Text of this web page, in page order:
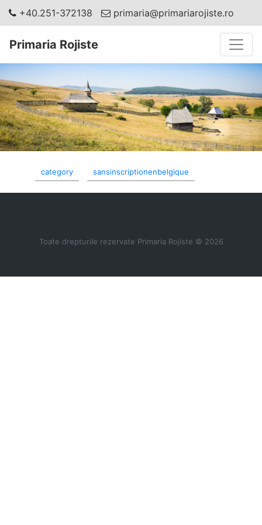
+40.251-372138 primaria@primariarojiste.ro
Primaria Rojiste
category sansinscriptionenbelgique
Toate drepturile rezervate Primaria Rojiste © 2026